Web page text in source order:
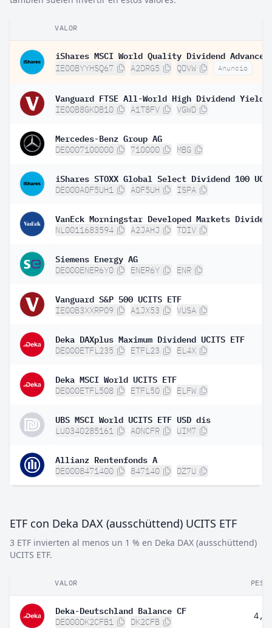
VALOR
IE00BYYHSQ67 A2DRG5 QDVW Anuncio
IE00B8GKDB10 A1T8FV VGWD
Mercedes-Benz Group AG
DE0007100000 710000 MBG
DE000A0F5UH1 A0F5UH ISPA
NL0011683594 A2JAHJ TDIV
Siemens Energy AG
DE000ENER6Y0 ENER6Y ENR
Vanguard S&P 500 UCITS ETF
IE00B3XXRP09 A1JX53 VUSA
Deka DAXplus Maximum Dividend UCITS ETF
DE000ETFL235 ETFL23 EL4X
Deka MSCI World UCITS ETF
DE000ETFL508 ETFL50 ELFW
UBS MSCI World UCITS ETF USD dis
LU0340285161 A0NCFR UIM7
Allianz Rentenfonds A
DE0008471400 847140 DZ7U
ETF con Deka DAX (ausschüttend) UCITS ETF
3 ETF invierten al menos un 1 % en Deka DAX (ausschüttend)
UCITS ETF.
VALOR PESO
Deka-Deutschland Balance CF
DE000DK2CFB1 DK2CFB